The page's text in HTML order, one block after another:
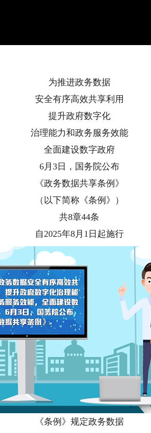
为推进政务数据
安全有序高效共享利用
提升政府数字化
治理能力和政务服务效能
全面建设数字政府
6月3日，国务院公布
《政务数据共享条例》
（以下简称《条例》）
共8章44条
自2025年8月1日起施行
《条例》规定政务数据